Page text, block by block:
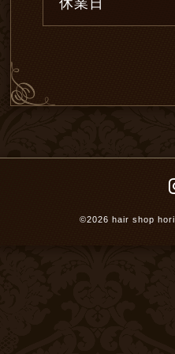
休業日
©2026 hair shop hori